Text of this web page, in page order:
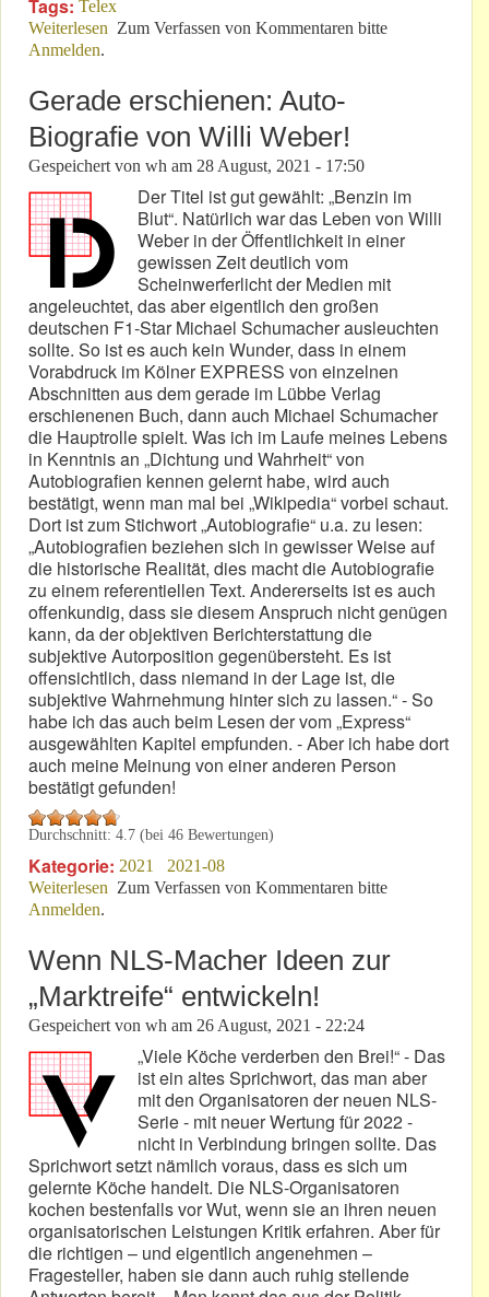
Tags: Telex
Weiterlesen über Braucht man die aktuellen Komfort-
Zum Verfassen von Kommentaren bitte
Anmelden.
Gerade erschienen: Auto-
Biografie von Willi Weber!
Gespeichert von wh am 28 August, 2021 - 17:50
Der Titel ist gut gewählt: „Benzin im
Blut“. Natürlich war das Leben von Willi
Weber in der Öffentlichkeit in einer
gewissen Zeit deutlich vom
Scheinwerferlicht der Medien mit
angeleuchtet, das aber eigentlich den großen
deutschen F1-Star Michael Schumacher ausleuchten
sollte. So ist es auch kein Wunder, dass in einem
Vorabdruck im Kölner EXPRESS von einzelnen
Abschnitten aus dem gerade im Lübbe Verlag
erschienenen Buch, dann auch Michael Schumacher
die Hauptrolle spielt. Was ich im Laufe meines Lebens
in Kenntnis an „Dichtung und Wahrheit“ von
Autobiografien kennen gelernt habe, wird auch
bestätigt, wenn man mal bei „Wikipedia“ vorbei schaut.
Dort ist zum Stichwort „Autobiografie“ u.a. zu lesen:
„Autobiografien beziehen sich in gewisser Weise auf
die historische Realität, dies macht die Autobiografie
zu einem referentiellen Text. Andererseits ist es auch
offenkundig, dass sie diesem Anspruch nicht genügen
kann, da der objektiven Berichterstattung die
subjektive Autorposition gegenübersteht. Es ist
offensichtlich, dass niemand in der Lage ist, die
subjektive Wahrnehmung hinter sich zu lassen.“ - So
habe ich das auch beim Lesen der vom „Express“
ausgewählten Kapitel empfunden. - Aber ich habe dort
auch meine Meinung von einer anderen Person
bestätigt gefunden!
Durchschnitt: 4.7 (bei 46 Bewertungen)
Kategorie: 2021
2021-08
Weiterlesen über Gerade erschienen: Auto-Biografie von Willi
Zum Verfassen von Kommentaren bitte
Anmelden.
Wenn NLS-Macher Ideen zur
„Marktreife“ entwickeln!
Gespeichert von wh am 26 August, 2021 - 22:24
„Viele Köche verderben den Brei!“ - Das
ist ein altes Sprichwort, das man aber
mit den Organisatoren der neuen NLS-
Serie - mit neuer Wertung für 2022 -
nicht in Verbindung bringen sollte. Das
Sprichwort setzt nämlich voraus, dass es sich um
gelernte Köche handelt. Die NLS-Organisatoren
kochen bestenfalls vor Wut, wenn sie an ihren neuen
organisatorischen Leistungen Kritik erfahren. Aber für
die richtigen – und eigentlich angenehmen –
Fragesteller, haben sie dann auch ruhig stellende